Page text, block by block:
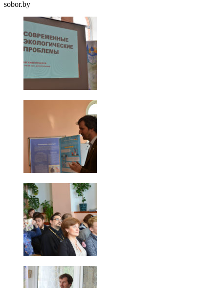
sobor.by